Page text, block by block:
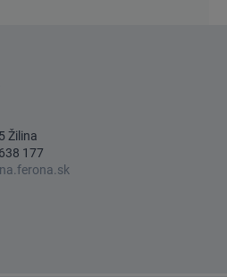
Žilina
177